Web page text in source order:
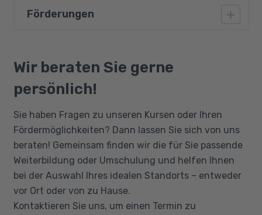
Sprachgebrauch im Büro:
Vertiefung der mündlichen und
schriftlichen Übungen im
Präzisierung der Aussprache
Anwendungsübungen
Ausbau der Hör- und
Leseverständniskompetenz
Teilnahmevoraussetzungen sind ein
grundlegende Kenntnisse der deutschen
Sprache sowie idealerweise eine
Berufsausbildung / ein Studium oder
Genaue Regelungen erfolgen in Abstimmung
mit dem Jobcenter / der Arbeitsagentur oder
der optierenden Kommune.
Förderungen
Qualifizierungschancengesetz
Berufliche Rehabilitation
Wir beraten Sie gerne
persönlich!
Sie haben Fragen zu unseren Kursen oder Ihren
Fördermöglichkeiten? Dann lassen Sie sich von uns
beraten! Gemeinsam finden wir die für Sie passende
Weiterbildung oder Umschulung und helfen Ihnen
bei der Auswahl Ihres idealen Standorts – entweder
vor Ort oder von zu Hause.
Kontaktieren Sie uns, um einen Termin zu